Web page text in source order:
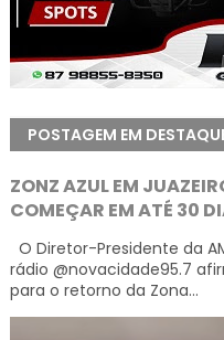
POSTAGEM EM
ZONZ AZUL EM
COMEÇAR EM ATÉ 30
O Diretor-Presidente da
rádio @novacidade95.7
para o retorno da Zona...